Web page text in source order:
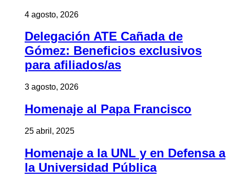
4 agosto, 2026
Delegación ATE Cañada de
Gómez: Beneficios exclusivos
para afiliados/as
3 agosto, 2026
Homenaje al Papa Francisco
25 abril, 2025
Homenaje a la UNL y en Defensa a
la Universidad Pública